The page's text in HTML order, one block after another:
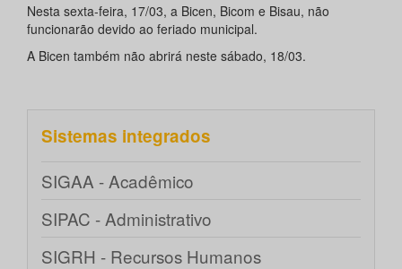
Nesta sexta-feira, 17/03, a Bicen, Bicom e Bisau, não
funcionarão devido ao feriado municipal.
A Bicen também não abrirá neste sábado, 18/03.
Sistemas integrados
SIGAA - Acadêmico
SIPAC - Administrativo
SIGRH - Recursos Humanos